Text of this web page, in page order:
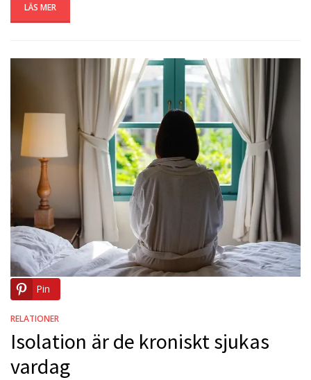
LÄS MER
Pin
RELATIONER
Isolation är de kroniskt sjukas
vardag